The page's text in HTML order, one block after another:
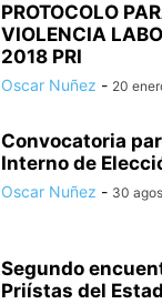
PROTOCOLO
VIOLENCIA
2018 PRI
Oscar Nuñez - 20
Convocatoria
Interno de
Oscar Nuñez - 30
Segundo
Priístas del